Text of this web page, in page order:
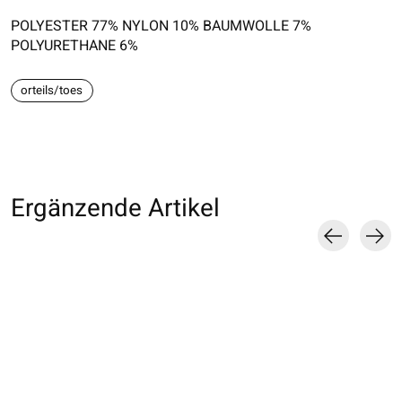
POLYESTER 77% NYLON 10% BAUMWOLLE 7%
POLYURETHANE 6%
orteils/toes
Ergänzende Artikel